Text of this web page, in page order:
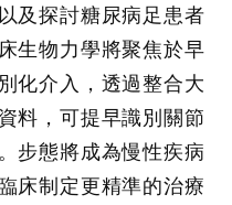
及探討糖尿病足患者
生物力學將聚焦於早
化介入，透過整合大
料，可提早識別關節
步態將成為慢性疾病
床制定更精準的治療